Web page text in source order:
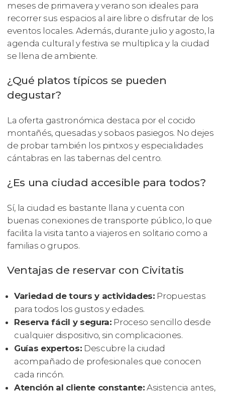
meses de primavera y verano son ideales para
recorrer sus espacios al aire libre o disfrutar de los
eventos locales. Además, durante julio y agosto, la
agenda cultural y festiva se multiplica y la ciudad
se llena de ambiente.
¿Qué platos típicos se pueden
degustar?
La oferta gastronómica destaca por el cocido
montañés, quesadas y sobaos pasiegos. No dejes
de probar también los pintxos y especialidades
cántabras en las tabernas del centro.
¿Es una ciudad accesible para todos?
Sí, la ciudad es bastante llana y cuenta con
buenas conexiones de transporte público, lo que
facilita la visita tanto a viajeros en solitario como a
familias o grupos.
Ventajas de reservar con Civitatis
Variedad de tours y actividades: Propuestas
para todos los gustos y edades.
Reserva fácil y segura: Proceso sencillo desde
cualquier dispositivo, sin complicaciones.
Guías expertos: Descubre la ciudad
acompañado de profesionales que conocen
cada rincón.
Atención al cliente constante: Asistencia antes,